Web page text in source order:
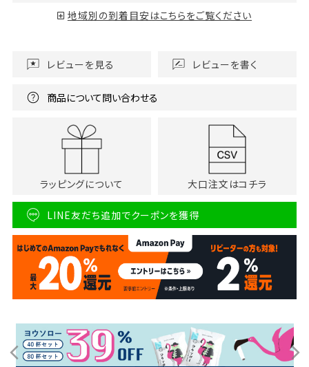
地域別の到着目安はこちらをご覧ください
レビューを見る レビューを書く
商品について問い合わせる
ラッピングについて 大口注文はコチラ
LINE友だち追加でクーポンを獲得